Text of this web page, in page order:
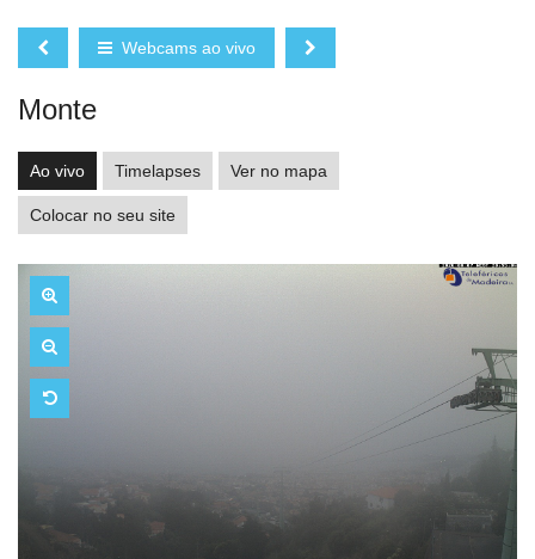
Webcams ao vivo
Monte
Ao vivo Timelapses Ver no mapa
Colocar no seu site